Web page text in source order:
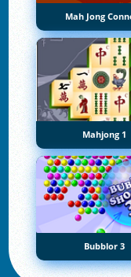
Mah Jong
Mahjong 1
Bubblor 3